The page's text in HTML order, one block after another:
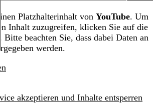
Platzhalterinhalt von YouTube. Um
Inhalt zuzugreifen, klicken Sie auf die
Bitte beachten Sie, dass dabei Daten an
werden.
akzeptieren und Inhalte entsperren